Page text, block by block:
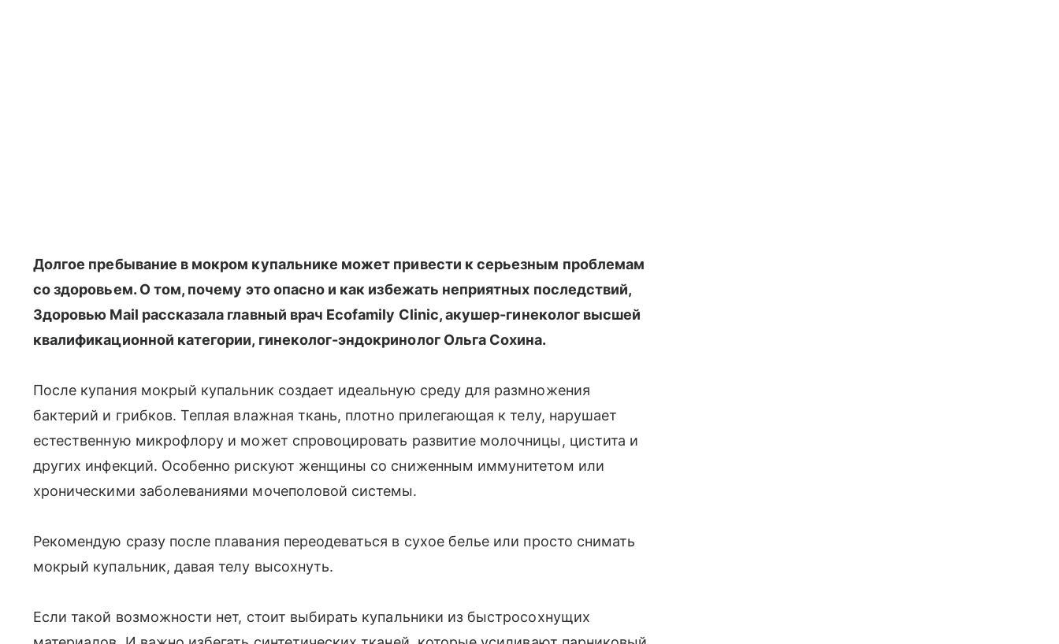
Долгое пребывание в мокром купальнике может привести к серьезным проблемам
со здоровьем. О том, почему это опасно и как избежать неприятных последствий,
Здоровью Mail рассказала главный врач Ecofamily Clinic, акушер-гинеколог высшей
квалификационной категории, гинеколог-эндокринолог Ольга Сохина.
После купания мокрый купальник создает идеальную среду для размножения
бактерий и грибков. Теплая влажная ткань, плотно прилегающая к телу, нарушает
естественную микрофлору и может спровоцировать развитие молочницы, цистита и
других инфекций. Особенно рискуют женщины со сниженным иммунитетом или
хроническими заболеваниями мочеполовой системы.
Рекомендую сразу после плавания переодеваться в сухое белье или просто снимать
мокрый купальник, давая телу высохнуть.
Если такой возможности нет, стоит выбирать купальники из быстросохнущих